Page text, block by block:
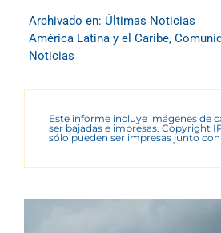
Archivado en: Últimas Noticias
América Latina y el Caribe,
Noticias
Este informe incluye imágenes de
ser bajadas e impresas. Copyright
sólo pueden ser impresas junto